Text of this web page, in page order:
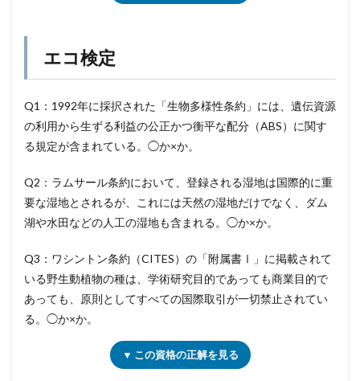
エコ検定
Q1：1992年に採択された「生物多様性条約」には、遺伝資源
の利用から生ずる利益の公正かつ衡平な配分（ABS）に関す
る規定が含まれている。◯か×か。
Q2：ラムサール条約において、登録される湿地は国際的に重
要な湿地とされるが、これには天然の湿地だけでなく、ダム
湖や水田などの人工の湿地も含まれる。◯か×か。
Q3：ワシントン条約（CITES）の「附属書Ⅰ」に掲載されて
いる野生動植物の種は、学術研究目的であっても商業目的で
あっても、原則としてすべての国際取引が一切禁止されてい
る。◯か×か。
▼ この資格の正解を見る